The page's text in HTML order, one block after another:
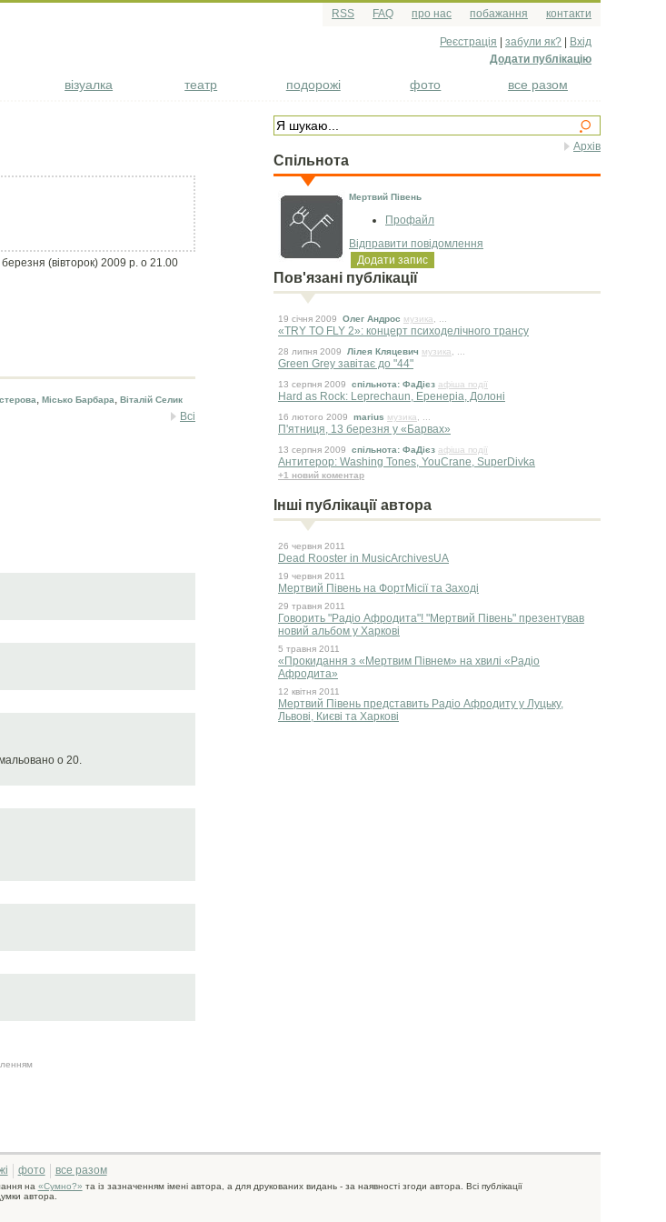
RSS FAQ про нас побажання контакти
Реєстрація забули як?
Вхід
Додати публікацію
візуалка театр подорожі фото все разом
Архів
Спільнота
Мертвий Півень
Профайл
Відправити повідомлення
Додати запис
Пов'язані публікації
19 сiчня 2009 Олег Андрос музика
«TRY TO FLY 2»: концерт психоделічного трансу
28 липня 2009 Лілея Кляцевич музика
Green Grey завітає до "44"
13 серпня 2009 спільнота: ФаДієз афіша події
Hard as Rock: Leprechaun, Еренеріа, Долоні
16 лютого 2009 marius музика
П'ятниця, 13 березня у «Барвах»
13 серпня 2009 спільнота: ФаДієз афіша події
Антитерор: Washing Tones, YouCrane, SuperDivka
+1 новий коментар
Інші публікації автора
26 червня 2011
Dead Rooster in MusicArchivesUA
19 червня 2011
Мертвий Півень на ФортМісії та Заході
29 травня 2011
Говорить "Радіо Афродита"! "Мертвий Півень" презентував
новий альбом у Харкові
5 травня 2011
«Прокидання з «Мертвим Півнем» на хвилі «Радіо
Афродита»
12 квiтня 2011
Мертвий Півень представить Радіо Афродиту у Луцьку,
Львові, Києві та Харкові
(вівторок) 2009 р. о 21.00
, Місько Барбара, Віталій Селик
Всі
о 20.
фото все разом
на «Сумно?» та із зазначенням імені автора, а для друкованих видань - за наявності згоди автора. Всі публікації
автора.